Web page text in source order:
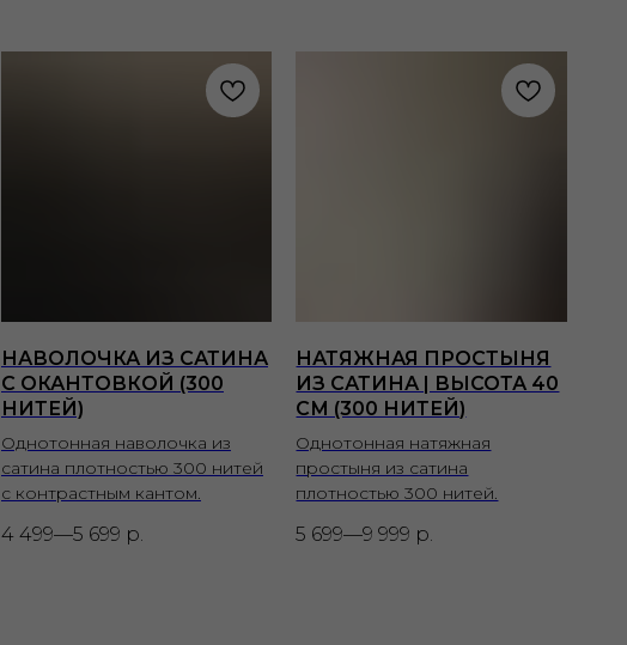
НАВОЛОЧКА ИЗ САТИНА
С ОКАНТОВКОЙ (300
НИТЕЙ)
Однотонная наволочка из
сатина плотностью 300 нитей
с контрастным кантом.
4 499—5 699 р.
НАТЯЖНАЯ ПРОСТЫНЯ
ИЗ САТИНА | ВЫСОТА 40
СМ (300 НИТЕЙ)
Однотонная натяжная
простыня из сатина
плотностью 300 нитей.
5 699—9 999 р.